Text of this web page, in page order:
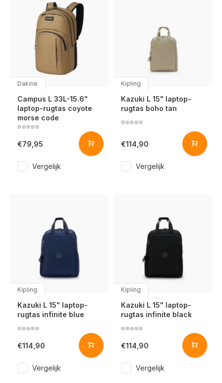
Dakine
Campus L 33L-15.6"
laptop-rugtas coyote
morse code
€79,95
Vergelijk
Kipling
Kazuki L 15" laptop-
rugtas boho tan
€114,90
Vergelijk
Kipling
Kazuki L 15" laptop-
rugtas infinite blue
€114,90
Vergelijk
Kipling
Kazuki L 15" laptop-
rugtas infinite black
€114,90
Vergelijk